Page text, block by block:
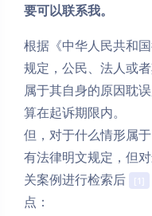
要可以联系我。
根据《中华人民共和
规定，公民、法人或
属于其自身的原因耽
算在起诉期限内。
但，对于什么情形属
有法律明文规定，但
关案例进行检索后
[1]
点：